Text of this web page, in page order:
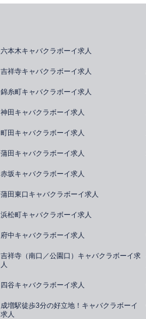
六本木キャバクラボーイ求人
吉祥寺キャバクラボーイ求人
錦糸町キャバクラボーイ求人
神田キャバクラボーイ求人
町田キャバクラボーイ求人
蒲田キャバクラボーイ求人
赤坂キャバクラボーイ求人
蒲田東口キャバクラボーイ求人
浜松町キャバクラボーイ求人
府中キャバクラボーイ求人
吉祥寺（南口／公園口）キャバクラボーイ求
人
四谷キャバクラボーイ求人
成増駅徒歩3分の好立地！キャバクラボーイ
求人